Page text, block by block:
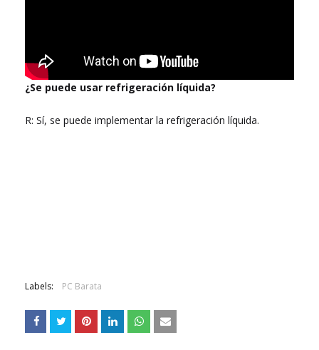
¿Se puede usar refrigeración líquida?
R: Sí, se puede implementar la refrigeración líquida.
Labels: PC Barata